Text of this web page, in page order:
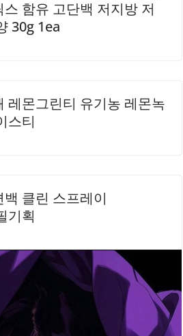
함유 고단백 저지방 저
30g 1ea
레몬그린티 유기농 레몬녹
스티
클린 스프레이
기획